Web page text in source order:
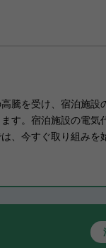
騰を受け、宿泊施
す。宿泊施設の電
、今すぐ取り組みを